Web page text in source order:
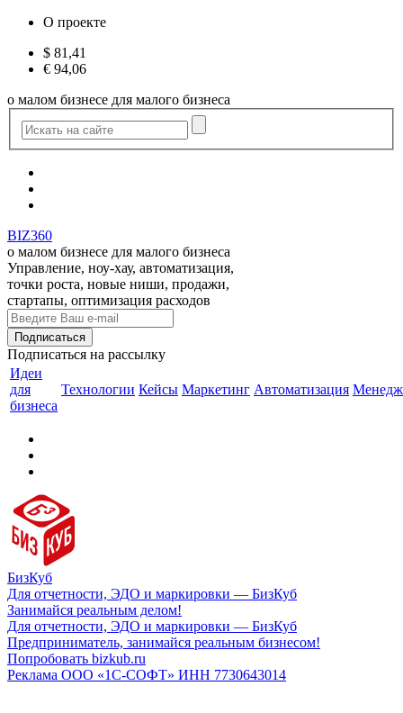
О проекте
$ 81,41
€ 94,06
о малом бизнесе для малого бизнеса
BIZ360
о малом бизнесе для малого бизнеса
Управление, ноу-хау, автоматизация,
точки роста, новые ниши, продажи,
стартапы, оптимизация расходов
Подписаться на рассылку
Идеи
для
бизнеса
Технологии Кейсы Маркетинг Автоматизация
БизКуб
Для отчетности, ЭДО и маркировки — БизКуб
Занимайся реальным делом!
Для отчетности, ЭДО и маркировки — БизКуб
Предприниматель, занимайся реальным бизнесом!
Попробовать bizkub.ru
Реклама ООО «1С-СОФТ» ИНН 7730643014